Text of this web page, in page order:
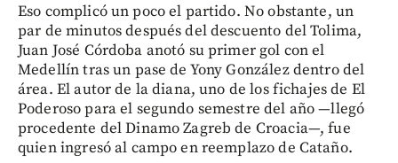
Eso complicó un poco el partido. No obstante, un
par de minutos después del descuento del Tolima,
Juan José Córdoba anotó su primer gol con el
Medellín tras un pase de Yony González dentro del
área. El autor de la diana, uno de los fichajes de El
Poderoso para el segundo semestre del año —llegó
procedente del Dinamo Zagreb de Croacia—, fue
quien ingresó al campo en reemplazo de Cataño.